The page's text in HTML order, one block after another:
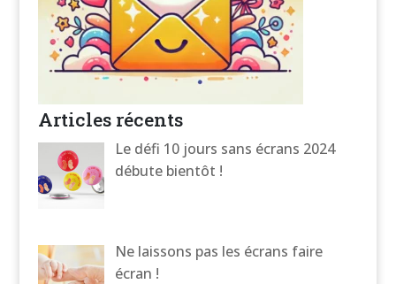
Articles récents
Le défi 10 jours sans écrans 2024
débute bientôt !
Ne laissons pas les écrans faire
écran !